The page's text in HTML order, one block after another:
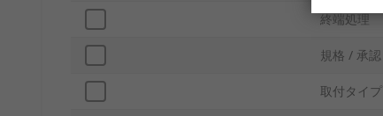
終端処理
規格 / 承認
取付タイプ